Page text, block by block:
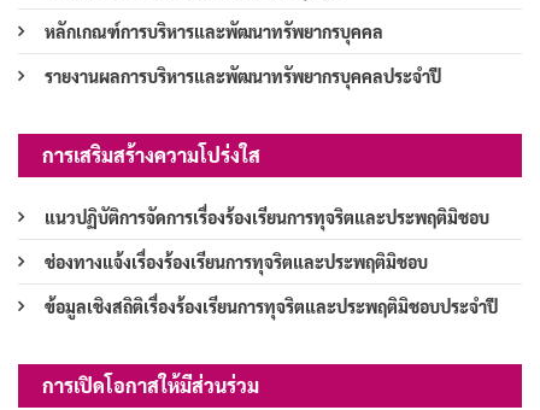
หลักเกณฑ์การบริหารและพัฒนาทรัพยากรบุคคล
รายงานผลการบริหารและพัฒนาทรัพยากรบุคคลประจำปี
การเสริมสร้างความโปร่งใส
แนวปฏิบัติการจัดการเรื่องร้องเรียนการทุจริตและประพฤติมิชอบ
ช่องทางแจ้งเรื่องร้องเรียนการทุจริตและประพฤติมิชอบ
ข้อมูลเชิงสถิติเรื่องร้องเรียนการทุจริตและประพฤติมิชอบประจำปี
การเปิดโอกาสให้มีส่วนร่วม